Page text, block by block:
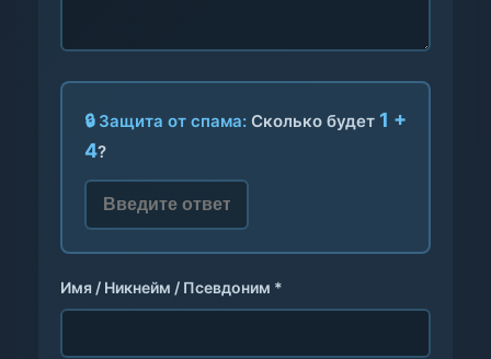
🔒 Защита от спама: Сколько будет 1 +
4?
Имя / Никнейм / Псевдоним *